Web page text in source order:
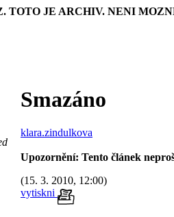
TOTO JE ARCHIV. NENI
Smazáno
klara.zindulkova
Upozornění: Tento článek
(15. 3. 2010, 12:00)
vytiskni